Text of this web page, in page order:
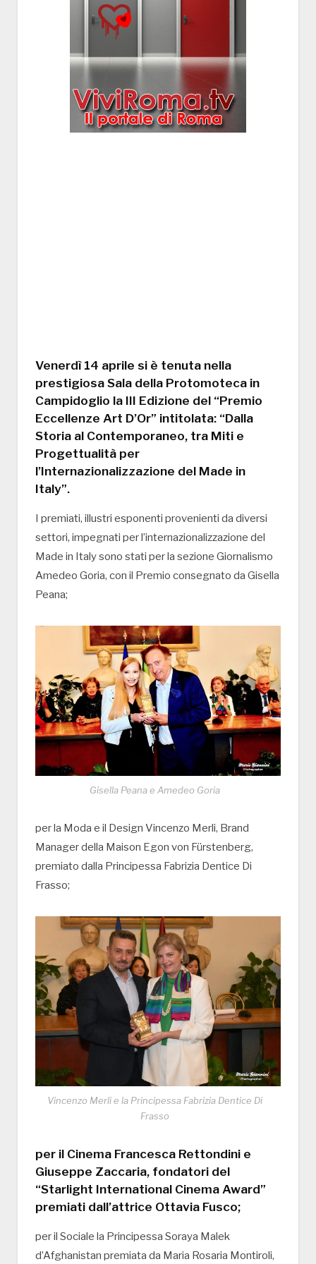
Venerdì 14 aprile si è tenuta nella
prestigiosa Sala della Protomoteca in
Campidoglio la III Edizione del “Premio
Eccellenze Art D’Or” intitolata: “Dalla
Storia al Contemporaneo, tra Miti e
Progettualità per
l’Internazionalizzazione del Made in
Italy”.
I premiati, illustri esponenti provenienti da diversi
settori, impegnati per l’internazionalizzazione del
Made in Italy sono stati per la sezione Giornalismo
Amedeo Goria, con il Premio consegnato da Gisella
Peana;
Gisella Peana e Amedeo Goria
per la Moda e il Design Vincenzo Merli, Brand
Manager della Maison Egon von Fürstenberg,
premiato dalla Principessa Fabrizia Dentice Di
Frasso;
Vincenzo Merli e la Principessa Fabrizia Dentice Di
Frasso
per il Cinema Francesca Rettondini e
Giuseppe Zaccaria, fondatori del
“Starlight International Cinema Award”
premiati dall’attrice Ottavia Fusco;
per il Sociale la Principessa Soraya Malek
d’Afghanistan premiata da Maria Rosaria Montiroli,